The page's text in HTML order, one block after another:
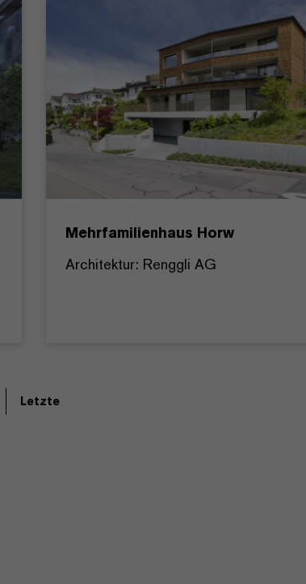
Mehrfamilienhaus Horw
Architektur: Renggli AG
Letzte